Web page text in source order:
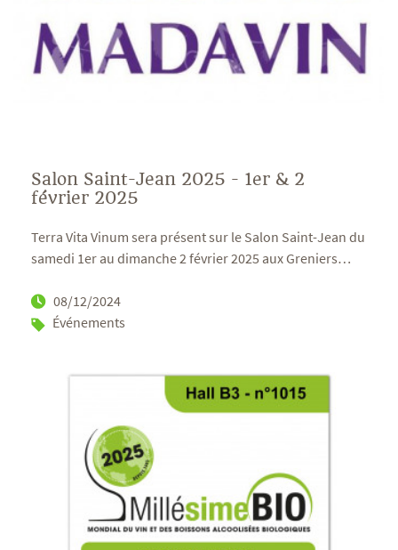
Salon Saint-Jean 2025 - 1er & 2
février 2025
Terra Vita Vinum sera présent sur le Salon Saint-Jean du
samedi 1er au dimanche 2 février 2025 aux Greniers…
08/12/2024
Événements